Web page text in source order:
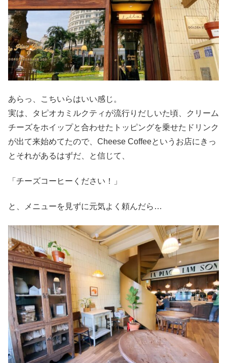
あらっ、こちいらはいい感じ。
実は、タピオカミルクティが流行りだしいた頃、クリーム
チーズをホイップと合わせたトッピングを乗せたドリンク
が出て来始めてたので、Cheese Coffeeというお店にきっ
とそれがあるはずだ、と信じて、
「チーズコーヒーください！」
と、メニューを見ずに元気よく頼んだら…